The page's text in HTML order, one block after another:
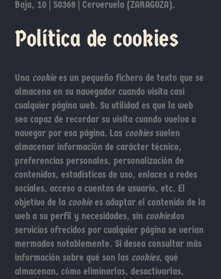
Baja, 10 | 50368 | Cerveruela (ZARAGOZA).
Política de cookies
Una cookiees un pequeño fichero de texto que se
almacena en su navegador cuando visita casi
cualquier página web. Su utilidad es que la web
sea capaz de recordar su visita cuando vuelva a
navegar por esa página. Las cookiessuelen
almacenar información de carácter técnico,
preferencias personales, personalización de
contenidos, estadísticas de uso, enlaces a redes
sociales, acceso a cuentas de usuario, etc. El
objetivo de la cookiees adaptar el contenido de la
web a su perfil y necesidades, sin cookieslos
servicios ofrecidos por cualquier página se verían
mermados notablemente. Si desea consultar más
información sobre qué son las cookies, qué
almacenan, cómo eliminarlas, desactivarlas,